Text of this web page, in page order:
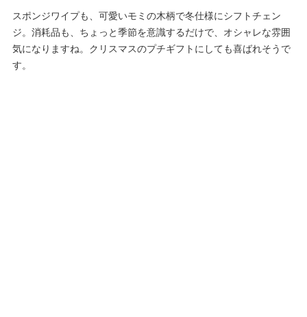
スポンジワイプも、可愛いモミの木柄で冬仕様にシフトチェン
ジ。消耗品も、ちょっと季節を意識するだけで、オシャレな雰囲
気になりますね。クリスマスのプチギフトにしても喜ばれそうで
す。